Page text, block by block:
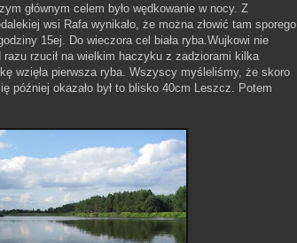
głównym celem było wędkowanie w nocy. Z
wsi Rafa wynikało, że można złowić tam sporego
15ej. Do wieczora cel biała ryba.Wujkowi nie
rzucił na wielkim haczyku z zadziorami kilka
wzięła pierwsza ryba. Wszyscy myśleliśmy, że skoro
później okazało był to blisko 40cm Leszcz. Potem